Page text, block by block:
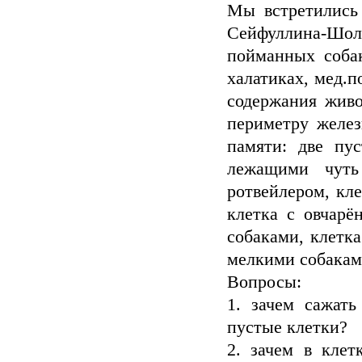
Мы
Сейфуллина-
пойманных
халатиках,
содержания
периметру
памяти: две
лежащими
ротвейлером,
клетка с
собаками,
мелкими
Вопросы:
1. зачем
пустые клетки?
2. зачем в